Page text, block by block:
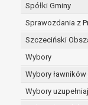
Spółki Gminy
Sprawozdania z
Szczeciński
Wybory
Wybory ławników
Wybory